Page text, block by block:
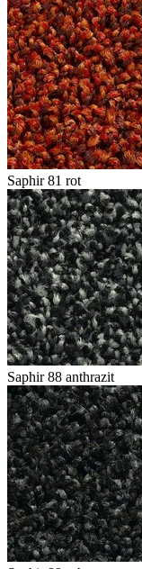
Saphir 81 rot
Saphir 88 anthrazit